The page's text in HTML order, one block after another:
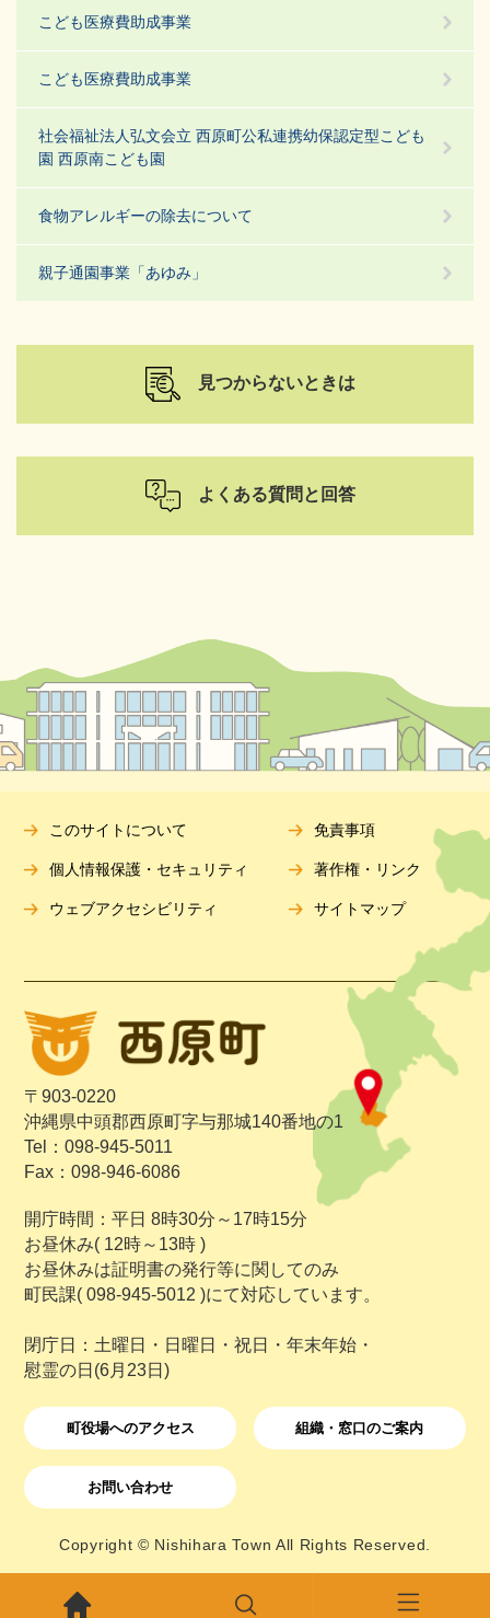
こども医療費助成事業
こども医療費助成事業
社会福祉法人弘文会立 西原町公私連携幼保認定型こども
園 西原南こども園
食物アレルギーの除去について
親子通園事業「あゆみ」
見つからないときは
よくある質問と回答
〒903-0220
沖縄県中頭郡西原町字与那城140番地の1
Tel：098-945-5011
Fax：098-946-6086
開庁時間：平日 8時30分～17時15分
お昼休み( 12時～13時 )
お昼休みは証明書の発行等に関してのみ
町民課( 098-945-5012 )にて対応しています。
閉庁日：土曜日・日曜日・祝日・年末年始・
慰霊の日(6月23日)
町役場へのアクセス 組織・窓口のご案内
お問い合わせ
このサイトについて 免責事項
個人情報保護・セキュリティ 著作権・リンク
ウェブアクセシビリティ サイトマップ
Copyright © Nishihara Town All Rights Reserved.